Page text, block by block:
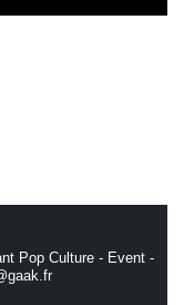
Pop Culture - Event -